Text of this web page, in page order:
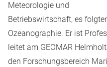
Meteorologie und
Betriebswirtschaft, es
Ozeanographie. Er ist
leitet am GEOMAR
den Forschungsbereich